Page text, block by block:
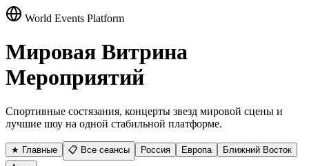
World Events Platform
Мировая Витрина
Мероприятий
Спортивные состязания, концерты звезд мировой сцены и
лучшие шоу на одной стабильной платформе.
★ Главные 📋 Все сеансы Россия Европа
Ближний Восток